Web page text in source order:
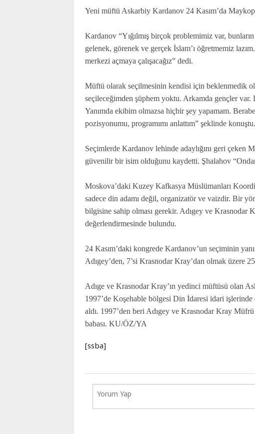
Çerkes
Kray
Kuzey
Osetya
Kray
Yeni müftü Askarbiy Kardanov 24 Kasım’da
Kardanov “Yığılmış birçok problemimiz var,
gelenek, görenek ve gerçek İslam’ı öğretmemiz
merkezi açmaya çalışacağız” dedi.
Müftü olarak seçilmesinin kendisi için beklenmedik
seçileceğimden şüphem yoktu. Arkamda gençler
Yanımda ekibim olmazsa hiçbir şey yapamam.
pozisyonumu, programımı anlattım” şeklinde konuştu.
Seçimlerde Kardanov lehinde adaylığını geri çeken
güvenilir bir isim olduğunu kaydetti. Şhalahov
Moskova’daki Kuzey Kafkasya Müslümanları
sadece din adamı değil, organizatör ve vaizdir. Bir
bilgisine sahip olması gerekir. Adıgey ve Krasnodar
değerlendirmesinde bulundu.
24 Kasım’daki kongrede Kardanov’un seçiminin
Adıgey’den, 7’si Krasnodar Kray’dan olmak üzere
Adıge ve Krasnodar Kray’ın yedinci müftüsü olan
1997’de Koşehable bölgesi Din İdaresi idari
aldı. 1997’den beri Adıgey ve Krasnodar Kray
babası. KU/ÖZ/YA
[ssba]